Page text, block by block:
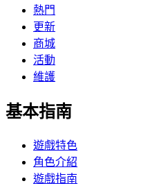
熱門
更新
商城
活動
維護
基本指南
遊戲特色
角色介紹
遊戲指南